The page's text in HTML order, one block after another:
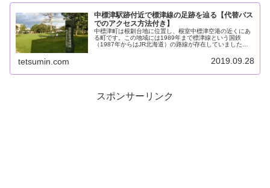
中標津駅跡付近で標津線の足跡を辿る【代替バス
でのアクセス方法付き】
中標津町は根釧台地に位置し、根室中標津空港の近くにあ
る町です。この地域には1989年まで標津線という国鉄
（1987年からはJR北海道）の路線が存在していました。
tetsumin.com 2019.09.28
スポンサーリンク